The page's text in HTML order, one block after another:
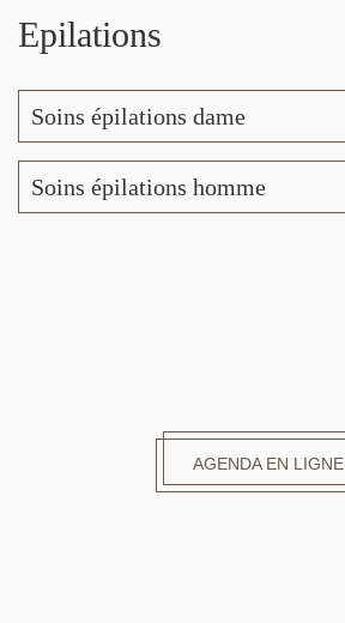
Epilations
Soins épilations dame
Soins épilations homme
AGENDA EN LIGNE